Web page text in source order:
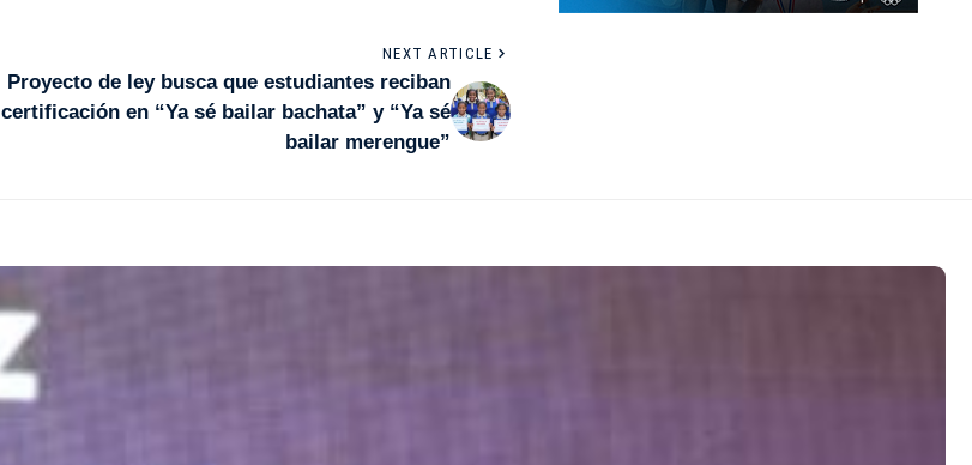
NEXT ARTICLE
Proyecto de ley busca que estudiantes reciban
certificación en “Ya sé bailar bachata” y “Ya sé
bailar merengue”